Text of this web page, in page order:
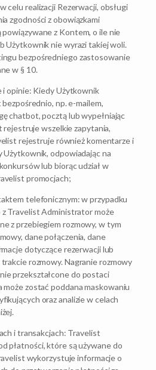
celu realizacji Rezerwacji, obsługi
zgodności z obowiązkami
z Kontem, o ile nie
Użytkownik nie wyrazi takiej woli.
bezpośredniego zastosowanie
w § 10.
i opinie: Kiedy Użytkownik
np. e-mailem,
chatbot, pocztą lub wypełniając
wszelkie zapytania,
rejestruje również komentarze i
Użytkownik, odpowiadając na
lub biorąc udział w
promocjach;
telefonicznym: w przypadku
Travelist Administrator może
z przebiegiem rozmowy, w tym
dane połączenia, dane
dotyczące rezerwacji lub
rozmowy. Nagranie rozmowy
przekształcone do postaci
zostać poddana maskowaniu
oraz analizie w celach
i transakcjach: Travelist
płatności, które są używane do
wykorzystuje informacje o